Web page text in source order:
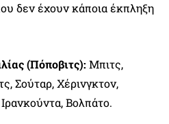
δεν έχουν κάποια έκπληξη
(Πόποβιτς): Μπιτς,
Σούταρ, Χέρινγκτον,
Βολπάτο.